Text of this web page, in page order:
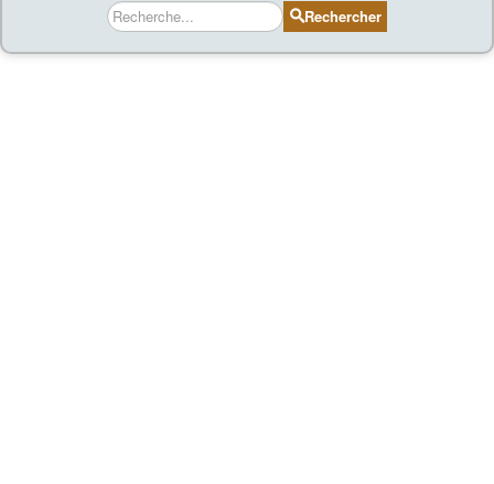
Rechercher Rechercher